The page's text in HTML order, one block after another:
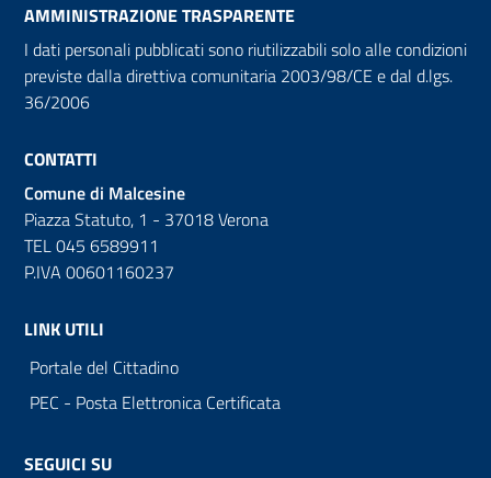
AMMINISTRAZIONE TRASPARENTE
I dati personali pubblicati sono riutilizzabili solo alle condizioni
previste dalla direttiva comunitaria 2003/98/CE e dal d.lgs.
36/2006
CONTATTI
Comune di Malcesine
Piazza Statuto, 1 - 37018 Verona
TEL 045 6589911
P.IVA 00601160237
LINK UTILI
Portale del Cittadino
PEC - Posta Elettronica Certificata
SEGUICI SU